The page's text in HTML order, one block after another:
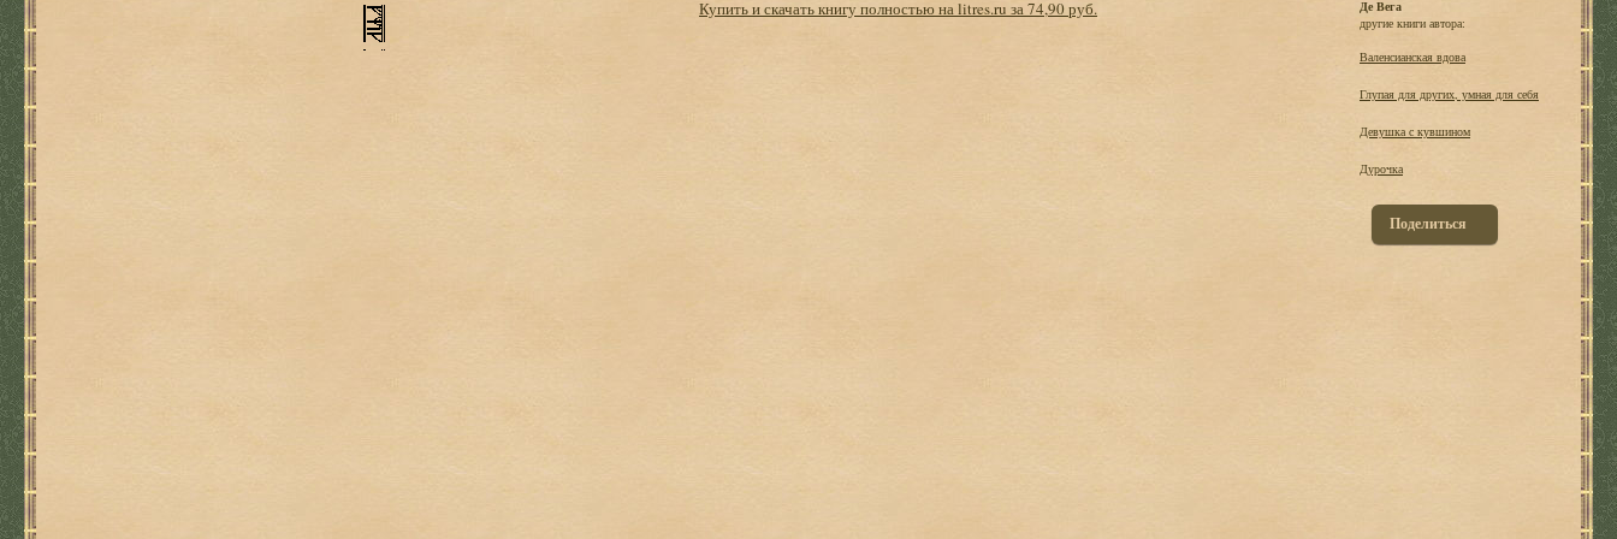
Купить и скачать книгу полностью на litres.ru за 74,90 руб.
Де Вега
другие книги автора:
Валенсианская вдова
Глупая для других, умная для себя
Девушка с кувшином
Дурочка
Поделиться